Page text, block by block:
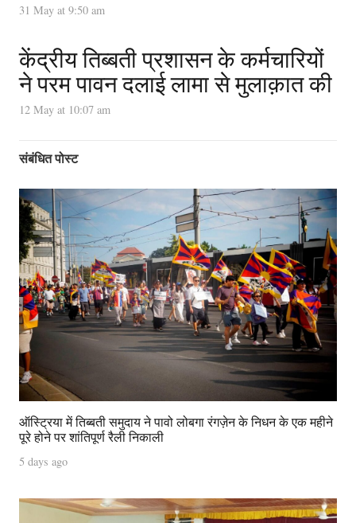
31 May at 9:50 am
केंद्रीय तिब्बती प्रशासन के कर्मचारियों
ने परम पावन दलाई लामा से मुलाक़ात की
12 May at 10:07 am
संबंधित पोस्ट
ऑस्ट्रिया में तिब्बती समुदाय ने पावो लोबगा रंगज़ेन के निधन के एक महीने
पूरे होने पर शांतिपूर्ण रैली निकाली
5 days ago